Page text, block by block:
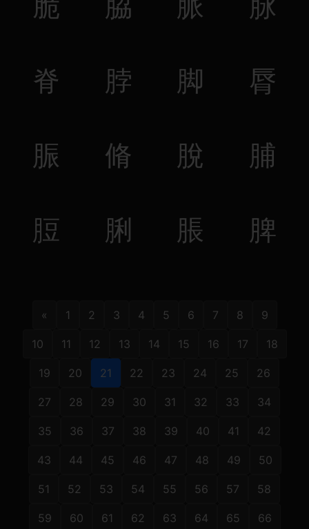
脊 脖 脚 脣
脤 脩 脫 脯
脰 脷 脹 脾
« 1 2 3 4 5 6 7 8 9
10 11 12 13 14 15 16 17 18
19 20 21 22 23 24 25 26
27 28 29 30 31 32 33 34
35 36 37 38 39 40 41 42
43 44 45 46 47 48 49 50
51 52 53 54 55 56 57 58
59 60 61 62 63 64 65 66